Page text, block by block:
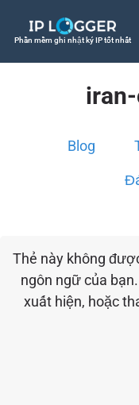
Phần mềm ghi nhật ký IP tốt nhất
Blog